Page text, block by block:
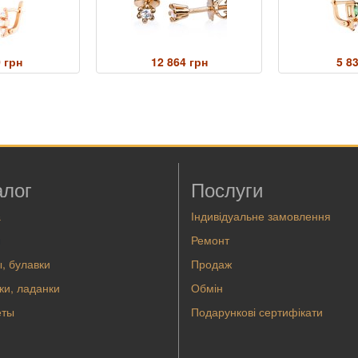
грн 12 864 грн 5
булавки
ладанки
Послуги
Індивідуальне замовлення
Ремонт
Продаж
Обмін
Подарункові сертифікати